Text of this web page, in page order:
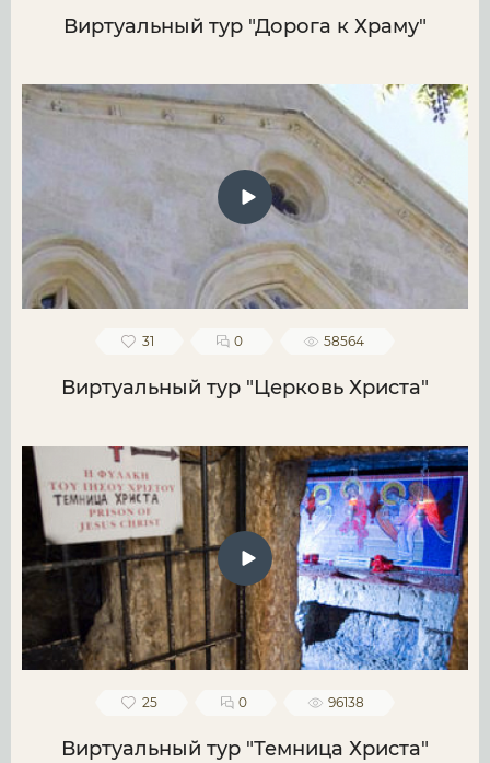
Виртуальный тур "Дорога к Храму"
31 0 58564
Виртуальный тур "Церковь Христа"
25 0 96138
Виртуальный тур "Темница Христа"